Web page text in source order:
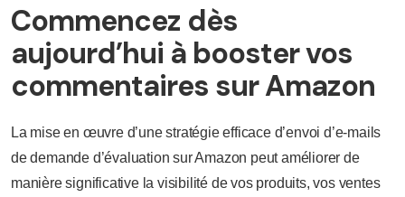
Commencez dès
aujourd’hui à booster vos
commentaires sur Amazon
La mise en œuvre d’une stratégie efficace d’envoi d’e-mails
de demande d’évaluation sur Amazon peut améliorer de
manière significative la visibilité de vos produits, vos ventes